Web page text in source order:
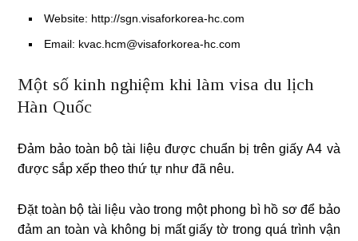
Website: http://sgn.visaforkorea-hc.com
Email: kvac.hcm@visaforkorea-hc.com
Một số kinh nghiệm khi làm visa du lịch
Hàn Quốc
Đảm bảo toàn bộ tài liệu được chuẩn bị trên giấy A4 và
được sắp xếp theo thứ tự như đã nêu.
Đặt toàn bộ tài liệu vào trong một phong bì hồ sơ để bảo
đảm an toàn và không bị mất giấy tờ trong quá trình vận